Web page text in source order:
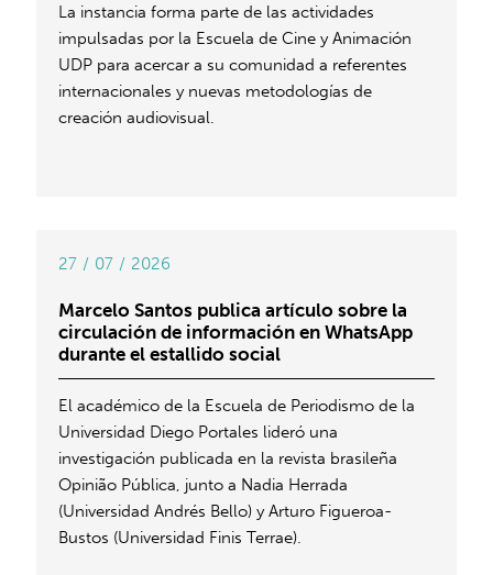
La instancia forma parte de las actividades
impulsadas por la Escuela de Cine y Animación
UDP para acercar a su comunidad a referentes
internacionales y nuevas metodologías de
creación audiovisual.
27 / 07 / 2026
Marcelo Santos publica artículo sobre la
circulación de información en WhatsApp
durante el estallido social
El académico de la Escuela de Periodismo de la
Universidad Diego Portales lideró una
investigación publicada en la revista brasileña
Opinião Pública, junto a Nadia Herrada
(Universidad Andrés Bello) y Arturo Figueroa-
Bustos (Universidad Finis Terrae).